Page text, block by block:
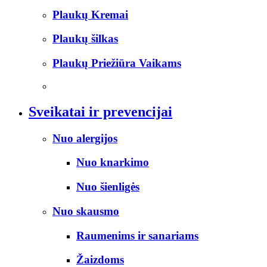
Plaukų Kremai
Plaukų šilkas
Plaukų Priežiūra Vaikams
Sveikatai ir prevencijai
Nuo alergijos
Nuo knarkimo
Nuo šienligės
Nuo skausmo
Raumenims ir sanariams
Žaizdoms